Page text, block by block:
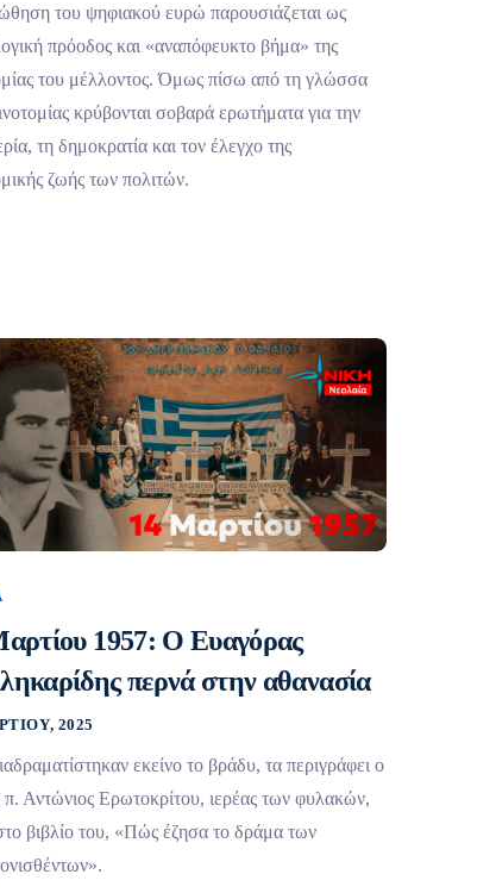
του ψηφιακού ευρώ παρουσιάζεται ως
πρόοδος και «αναπόφευκτο βήμα» της
του μέλλοντος. Όμως πίσω από τη γλώσσα
κρύβονται σοβαρά ερωτήματα για την
τη δημοκρατία και τον έλεγχο της
ζωής των πολιτών.
1957: Ο Ευαγόρας
περνά στην αθανασία
2025
εκείνο το βράδυ, τα περιγράφει ο
π. Αντώνιος Ερωτοκρίτου, ιερέας των φυλακών,
βιβλίο του, «Πώς έζησα το δράμα των